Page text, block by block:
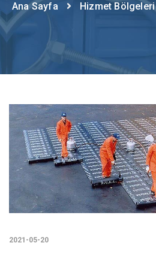
Ana Sayfa Hizmet Bölgeleri
2021-05-20